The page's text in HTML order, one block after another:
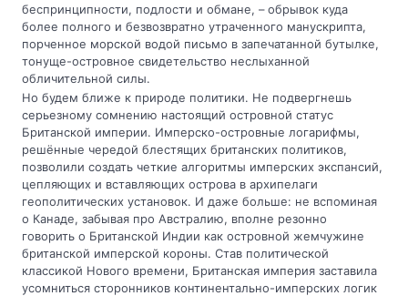
беспринципности, подлости и обмане, – обрывок куда
более полного и безвозвратно утраченного манускрипта,
порченное морской водой письмо в запечатанной бутылке,
тонуще-островное свидетельство неслыханной
обличительной силы.
Но будем ближе к природе политики. Не подвергнешь
серьезному сомнению настоящий островной статус
Британской империи. Имперско-островные логарифмы,
решённые чередой блестящих британских политиков,
позволили создать четкие алгоритмы имперских экспансий,
цепляющих и вставляющих острова в архипелаги
геополитических установок. И даже больше: не вспоминая
о Канаде, забывая про Австралию, вполне резонно
говорить о Британской Индии как островной жемчужине
британской имперской короны. Став политической
классикой Нового времени, Британская империя заставила
усомниться сторонников континентально-имперских логик